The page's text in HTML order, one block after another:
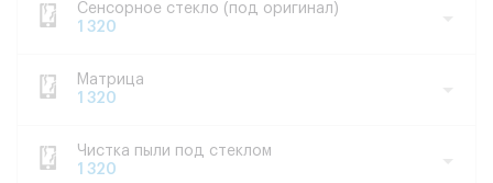
Сенсорное стекло (под оригинал)
1 320
Матрица
1 320
Чистка пыли под стеклом
1 320